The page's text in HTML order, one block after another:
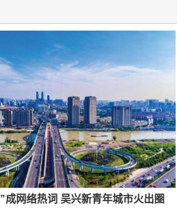
成网络热词 吴兴新青年城市火出圈